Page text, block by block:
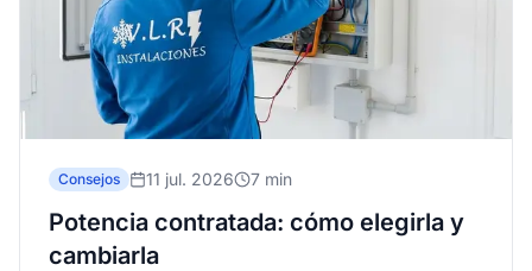
Consejos 11 jul. 2026 7 min
Potencia contratada: cómo elegirla y
cambiarla